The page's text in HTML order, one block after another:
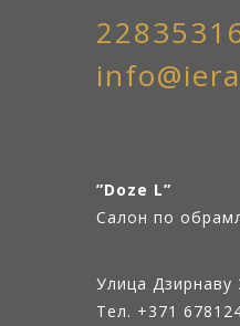
”Doze L”
Салон по
Улица Дзирнаву
Тел. +371